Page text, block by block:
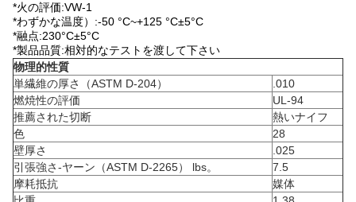
*火の評価:VW-1
*わずかな温度）:-50 °C~+125 °C±5°C
*融点:230°C±5°C
*製品品質:相対的なテストを渡して下さい
物理的性質
単繊維の厚さ（ASTM D-204）
.010
燃焼性の評価
UL-94
推薦された切断
熱いナイフ
色
28
壁厚さ
.025
引張強さ-ヤーン（ASTM D-2265） lbs。
7.5
摩耗抵抗
媒体